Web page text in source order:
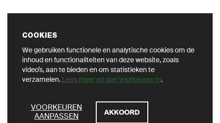
COOKIES
We gebruiken functionele en analytische cookies om de
inhoud en functionaliteiten van deze website, zoals
video’s, aan te bieden en om statistieken te
verzamelen. Lees meer en stel voorkeuren in.
VOORKEUREN
AANPASSEN
AKKOORD
VOLG ONS OP SOCIAL
ZOEKEN